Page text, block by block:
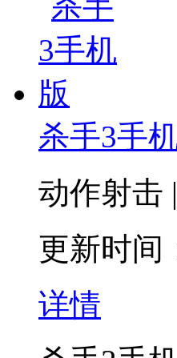
杀手3手
动作射击
更新时间
详情